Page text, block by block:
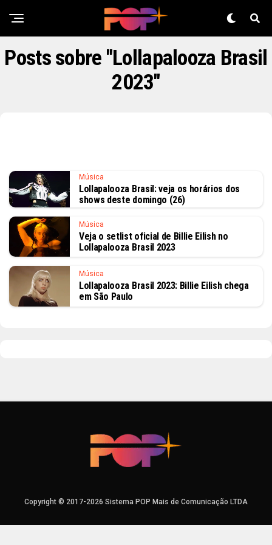
Posts sobre "Lollapalooza Brasil
2023"
Música
Lollapalooza Brasil: veja os horários dos
shows deste domingo (26)
Música
Veja o setlist oficial de Billie Eilish no
Lollapalooza Brasil 2023
Música
Lollapalooza Brasil 2023: Billie Eilish chega
em São Paulo
Copyright © 2017-2026 Sistema POP Mais de Comunicação LTDA